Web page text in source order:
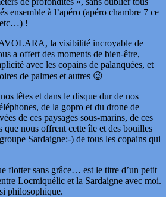
ensemble à l’apéro (apéro chambre 7 ce
etc…) !
la visibilité incroyable de
a offert des moments de bien-être,
avec les copains de palanquées, et
de palmes et autres 😉
têtes et dans le disque dur de nos
de la gopro et du drone de
de ces paysages sous-marins, de ces
que nous offrent cette île et des bouilles
Sardaigne:-) de tous les copains qui
flotter sans grâce… est le titre d’un petit
Locmiquélic et la Sardaigne avec moi.
philosophique.